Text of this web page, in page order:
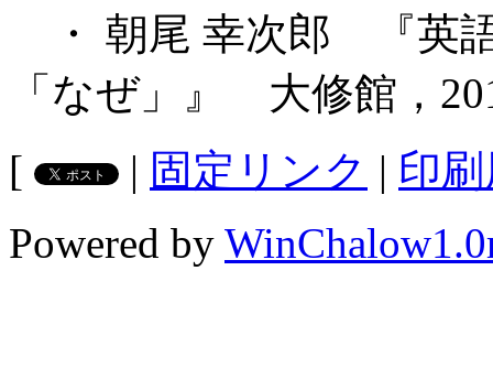
・ 朝尾 幸次郎 『英
「なぜ」』 大修館，
[
| 固定リンク | 印
Powered by